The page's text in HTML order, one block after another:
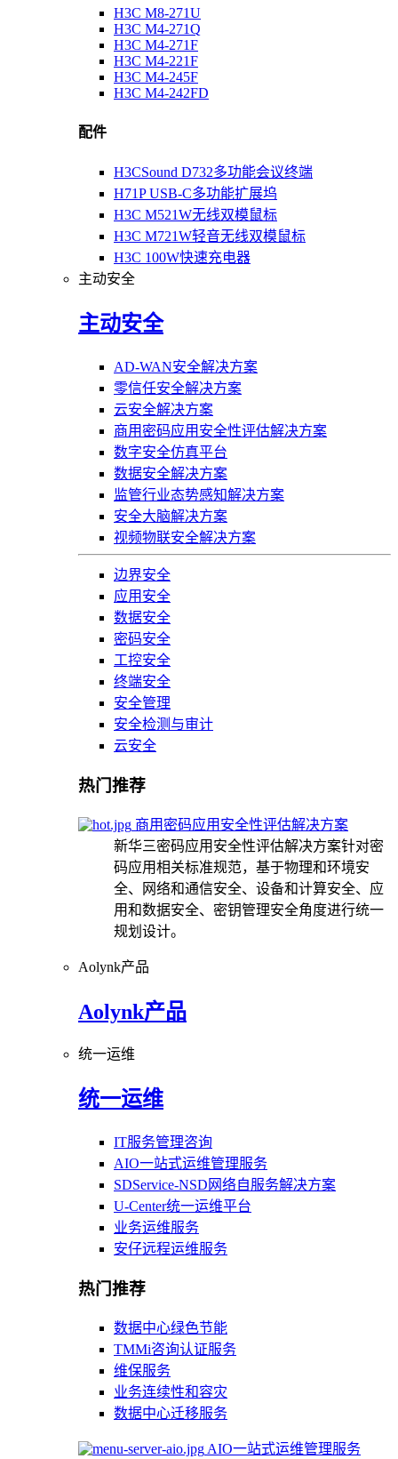
H3C M8-271U
H3C M4-271Q
H3C M4-271F
H3C M4-221F
H3C M4-245F
H3C M4-242FD
配件
H3CSound D732多功能会议终端
H71P USB-C多功能扩展坞
H3C M521W无线双模鼠标
H3C M721W轻音无线双模鼠标
H3C 100W快速充电器
主动安全
主动安全
AD-WAN安全解决方案
零信任安全解决方案
云安全解决方案
商用密码应用安全性评估解决方案
数字安全仿真平台
数据安全解决方案
监管行业态势感知解决方案
安全大脑解决方案
视频物联安全解决方案
边界安全
应用安全
数据安全
密码安全
工控安全
终端安全
安全管理
安全检测与审计
云安全
热门推荐
商用密码应用安全性评估解决方案
新华三密码应用安全性评估解决方案针对密
码应用相关标准规范，基于物理和环境安
全、网络和通信安全、设备和计算安全、应
用和数据安全、密钥管理安全角度进行统一
规划设计。
Aolynk产品
Aolynk产品
统一运维
统一运维
IT服务管理咨询
AIO一站式运维管理服务
SDService-NSD网络自服务解决方案
U-Center统一运维平台
业务运维服务
安仔远程运维服务
热门推荐
数据中心绿色节能
TMMi咨询认证服务
维保服务
业务连续性和容灾
数据中心迁移服务
AIO一站式运维管理服务